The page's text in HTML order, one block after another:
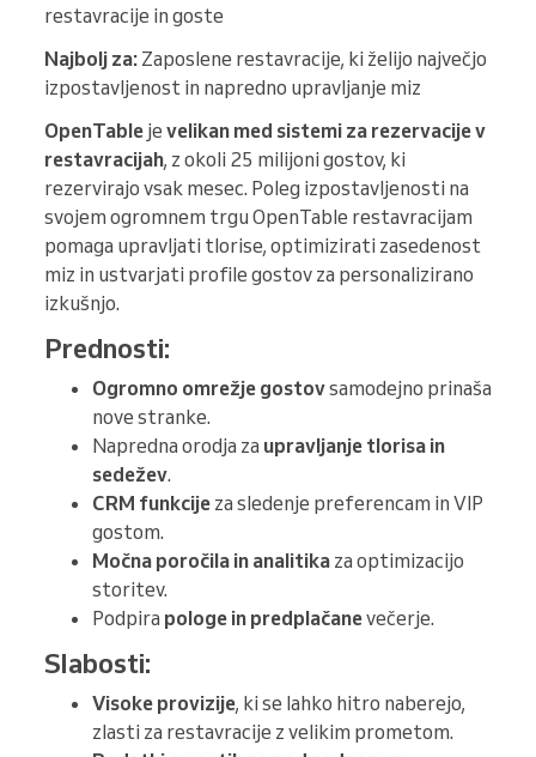
restavracije in goste
Najbolj za: Zaposlene restavracije, ki želijo največjo
izpostavljenost in napredno upravljanje miz
OpenTable je velikan med sistemi za rezervacije v
restavracijah, z okoli 25 milijoni gostov, ki
rezervirajo vsak mesec. Poleg izpostavljenosti na
svojem ogromnem trgu OpenTable restavracijam
pomaga upravljati tlorise, optimizirati zasedenost
miz in ustvarjati profile gostov za personalizirano
izkušnjo.
Prednosti:
Ogromno omrežje gostovsamodejno prinaša
nove stranke.
Napredna orodja za upravljanje tlorisa in
sedežev.
CRM funkcije za sledenje preferencam in VIP
gostom.
Močna poročila in analitika za optimizacijo
storitev.
Podpira pologe in predplačanevečerje.
Slabosti:
Visoke provizije, ki se lahko hitro naberejo,
zlasti za restavracije z velikim prometom.